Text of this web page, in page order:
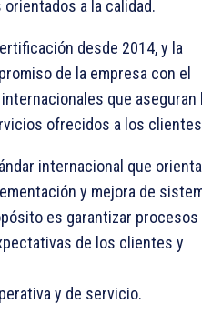
a la calidad.
desde 2014, y la
de la empresa con el
que aseguran
ofrecidos a los
internacional que
y mejora de
es garantizar procesos
de los clientes y
y de servicio.